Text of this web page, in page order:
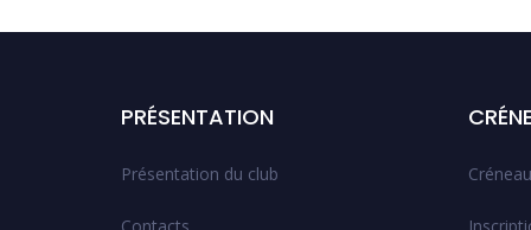
PRÉSENTATION
Présentation du club